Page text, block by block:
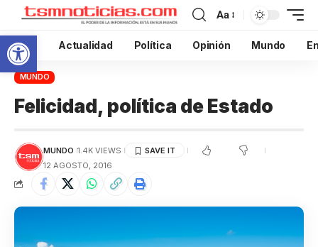
Abrir barra de herramientas
Aa
Inicio Actualidad Política Opinión Mundo
MUNDO
Felicidad, política de Estado
MUNDO 1.4K VIEWS
12 AGOSTO, 2016